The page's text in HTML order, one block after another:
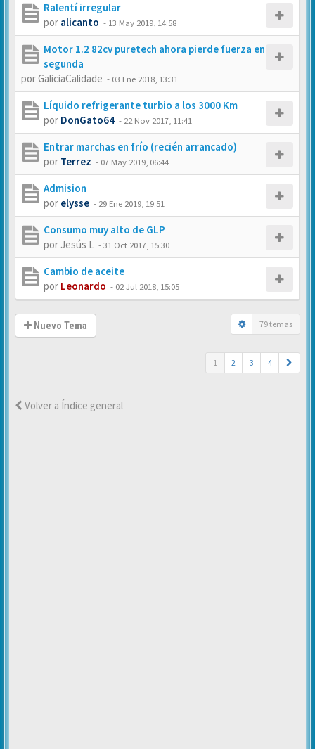
Ralentí irregular
por alicanto - 13 May 2019, 14:58
Motor 1.2 82cv puretech ahora pierde fuerza en
segunda
porGaliciaCalidade - 03 Ene 2018, 13:31
Líquido refrigerante turbio a los 3000 Km
por DonGato64 - 22 Nov 2017, 11:41
Entrar marchas en frío (recién arrancado)
por Terrez - 07 May 2019, 06:44
Admision
por elysse - 29 Ene 2019, 19:51
Consumo muy alto de GLP
por Jesús L -31 Oct 2017, 15:30
Cambio de aceite
por Leonardo - 02 Jul 2018, 15:05
Nuevo Tema 79 temas
1 2 3 4
Volver a Índice general